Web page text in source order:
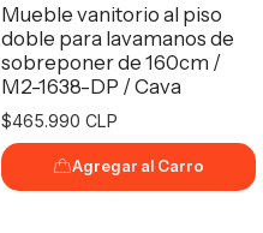
Mueble vanitorio al piso
doble para lavamanos de
sobreponer de 160cm /
M2-1638-DP / Cava
$465.990 CLP
Agregar al Carro